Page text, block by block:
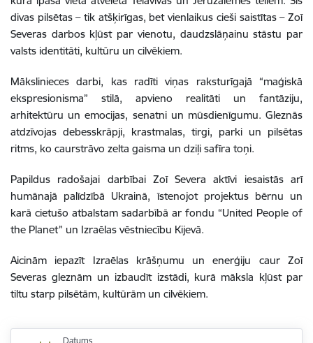
divas pilsētas – tik atšķirīgas, bet vienlaikus cieši saistītas – Zoī
Severas darbos kļūst par vienotu, daudzslāņainu stāstu par
valsts identitāti, kultūru un cilvēkiem.
Mākslinieces darbi, kas radīti viņas raksturīgajā “maģiskā
ekspresionisma” stilā, apvieno realitāti un fantāziju,
arhitektūru un emocijas, senatni un mūsdienīgumu. Gleznās
atdzīvojas debesskrāpji, krastmalas, tirgi, parki un pilsētas
ritms, ko caurstrāvo zelta gaisma un dziļi safīra toņi.
Papildus radošajai darbībai Zoī Severa aktīvi iesaistās arī
humānajā palīdzībā Ukrainā, īstenojot projektus bērnu un
karā cietušo atbalstam sadarbībā ar fondu “United People of
the Planet” un Izraēlas vēstniecību Kijevā.
Aicinām iepazīt Izraēlas krāšņumu un enerģiju caur Zoī
Severas gleznām un izbaudīt izstādi, kurā māksla kļūst par
tiltu starp pilsētām, kultūrām un cilvēkiem.
Datums